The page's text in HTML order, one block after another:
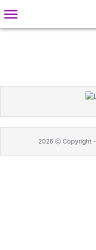
2026 Ⓒ Copyright -